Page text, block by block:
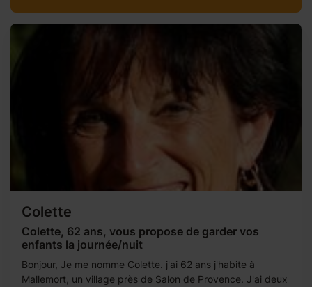
Colette
Colette, 62 ans, vous propose de garder vos
enfants la journée/nuit
Bonjour, Je me nomme Colette. j'ai 62 ans j'habite à
Mallemort, un village près de Salon de Provence. J'ai deux